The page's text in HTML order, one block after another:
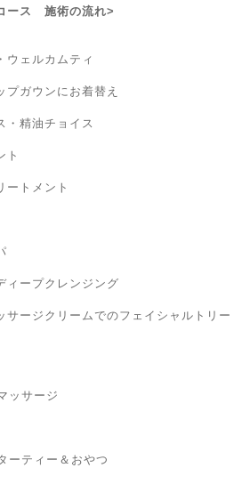
ース 施術の流れ>
ウェルカムティ
ガウンにお着替え
精油チョイス
ト
トメント
ープクレンジング
ージクリームでのフェイシャルトリー
ッサージ
ーティー＆おやつ